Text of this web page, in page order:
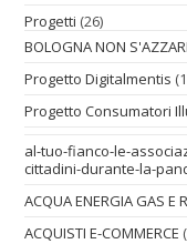
Progetti (26)
BOLOGNA NON
Progetto Digitalmentis
Progetto Consumatori
al-tuo-fianco-le-
cittadini-durante-la-
ACQUA ENERGIA GAS E
ACQUISTI E-COMMERCE